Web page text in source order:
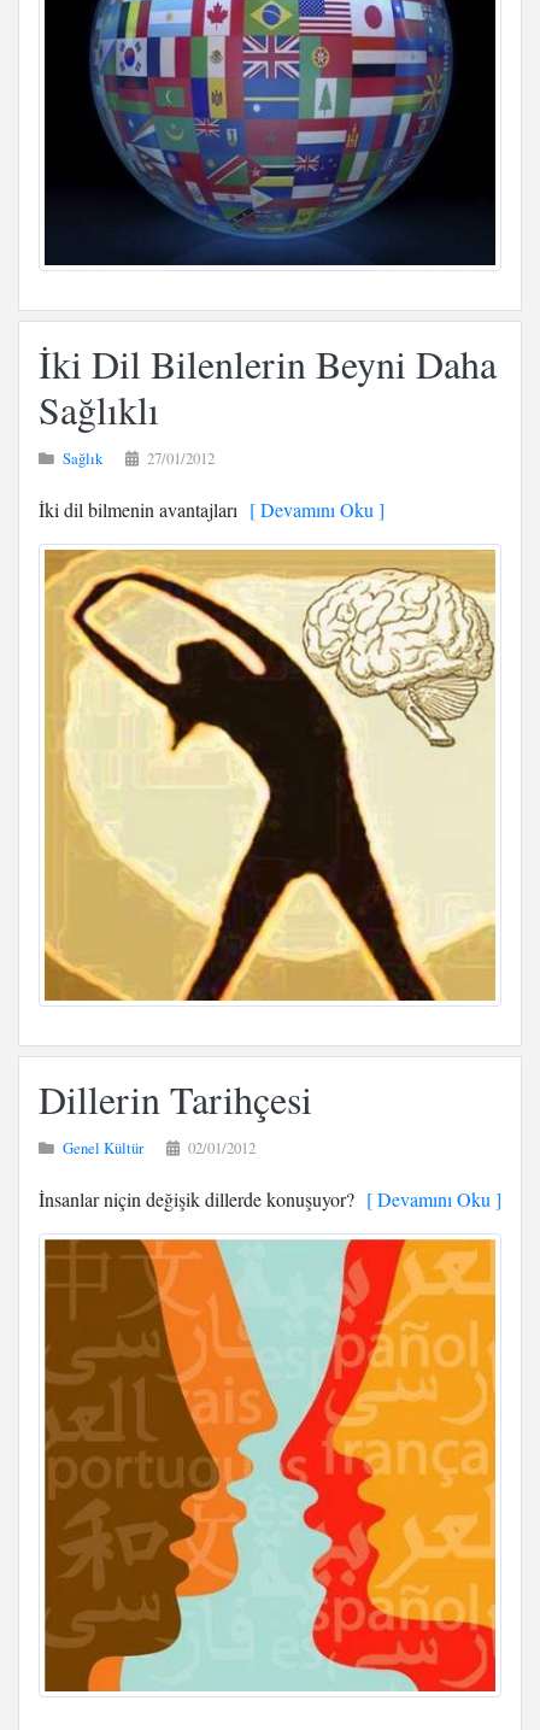
İki Dil Bilenlerin Beyni Daha
Sağlıklı
Sağlık 27/01/2012
İki dil bilmenin avantajları [ Devamını Oku ]
Dillerin Tarihçesi
Genel Kültür 02/01/2012
İnsanlar niçin değişik dillerde konuşuyor? [ Devamını Oku ]